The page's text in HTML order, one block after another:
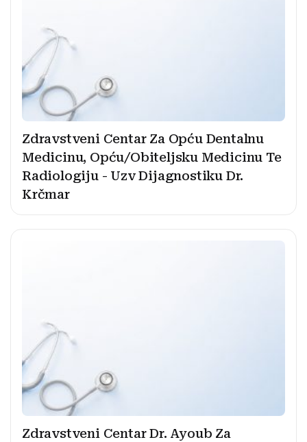
Zdravstveni Centar Za Opću Dentalnu
Medicinu, Opću/Obiteljsku Medicinu Te
Radiologiju - Uzv Dijagnostiku Dr.
Krčmar
Zdravstveni Centar Dr. Ayoub Za